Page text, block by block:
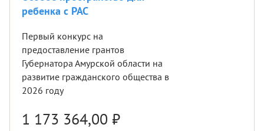
ребенка с РАС
Первый конкурс на
предоставление грантов
Губернатора Амурской области на
развитие гражданского общества в
2026 году
1 173 364,00 ₽